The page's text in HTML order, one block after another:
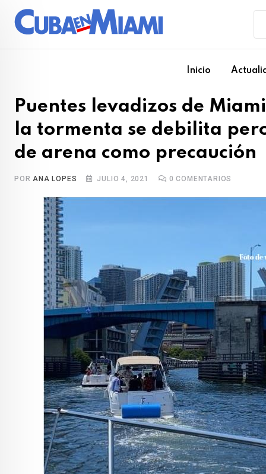
Inicio
Puentes levadizos de
la tormenta se debilita
de arena como precaución
PORANA LOPES JULIO 4, 2021 0 COMENTARIOS